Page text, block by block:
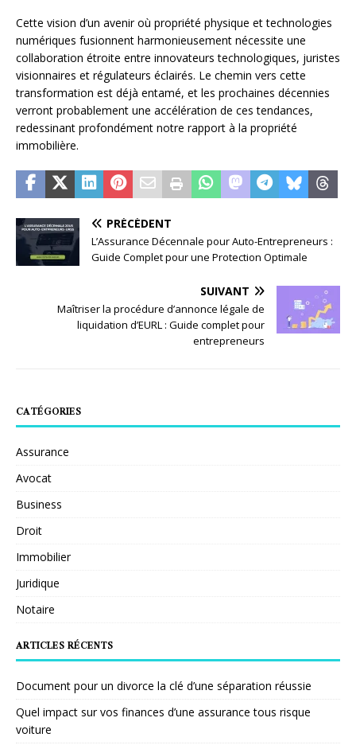
Cette vision d’un avenir où propriété physique et technologies
numériques fusionnent harmonieusement nécessite une
collaboration étroite entre innovateurs technologiques, juristes
visionnaires et régulateurs éclairés. Le chemin vers cette
transformation est déjà entamé, et les prochaines décennies
verront probablement une accélération de ces tendances,
redessinant profondément notre rapport à la propriété
immobilière.
PRÉCÉDENT
L’Assurance Décennale pour Auto-Entrepreneurs :
Guide Complet pour une Protection Optimale
SUIVANT
Maîtriser la procédure d’annonce légale de
liquidation d’EURL : Guide complet pour
entrepreneurs
CATÉGORIES
Assurance
Avocat
Business
Droit
Immobilier
Juridique
Notaire
ARTICLES RÉCENTS
Document pour un divorce la clé d’une séparation réussie
Quel impact sur vos finances d’une assurance tous risque
voiture